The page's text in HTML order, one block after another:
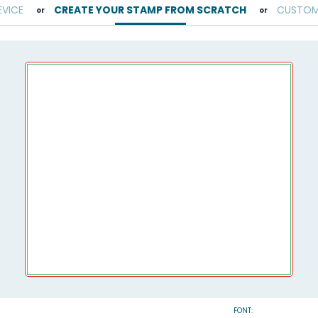
or CREATE YOUR STAMP FROM SCRATCH
FONT:
or